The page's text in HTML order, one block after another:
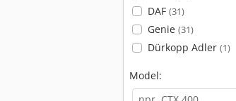
DAF (31)
Genie (31)
Dürkopp Adler (1)
Model: